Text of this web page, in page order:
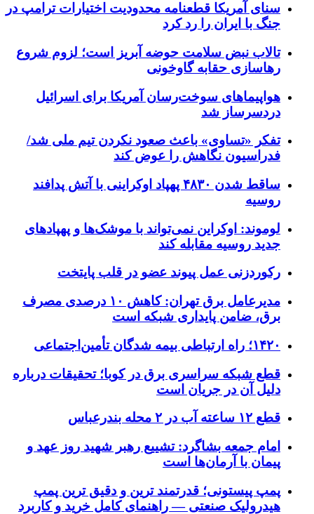
سنای آمریکا قطعنامه محدودیت اختیارات ترامپ در
جنگ با ایران را رد کرد
تالاب نبض سلامت حوضه آبریز است؛ لزوم شروع
رهاسازی حقابه گاوخونی
هواپیماهای سوخت‌رسان آمریکا برای اسرائیل
دردسرساز شد
تفکر «تساوی» باعث صعود نکردن تیم ملی شد/
فدراسیون نگاهش را عوض کند
ساقط شدن ۴۸۳۰ پهپاد اوکراینی با آتش پدافند
روسیه
لوموند: اوکراین نمی‌تواند با موشک‌ها و پهپادهای
جدید روسیه مقابله کند
رکوردزنی عمل پیوند عضو در قلب پایتخت
مدیرعامل برق تهران: کاهش ۱۰ درصدی مصرف
برق، ضامن پایداری شبکه است
۱۴۲۰؛ راه ارتباطی بیمه شدگان تأمین‌اجتماعی
قطع شبکه سراسری برق در کوبا؛ تحقیقات درباره
دلیل آن در جریان است
قطع ۱۲ ساعته آب در ۲ محله بندرعباس
امام جمعه بشاگرد: تشییع رهبر شهید روز عهد و
پیمان با آرمان‌ها است
پمپ پیستونی؛ قدرتمند ترین و دقیق‌ ترین پمپ
هیدرولیک صنعتی — راهنمای کامل خرید و کاربرد